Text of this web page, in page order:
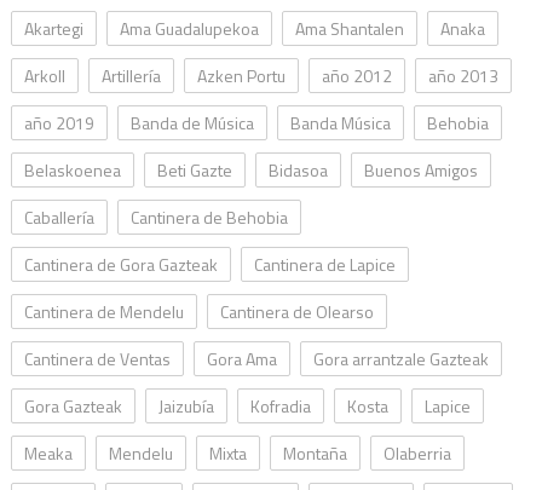
Akartegi Ama Guadalupekoa Ama Shantalen
Anaka
Arkoll
Artillería Azken Portu año 2012
año 2013
año 2019
Banda de Música Banda Música
Behobia
Belaskoenea
Beti Gazte Bidasoa
Buenos Amigos
Caballería
Cantinera de Behobia
Cantinera de Gora Gazteak
Cantinera de Lapice
Cantinera de Mendelu
Cantinera de Olearso
Cantinera de Ventas
Gora Ama
Gora arrantzale Gazteak
Gora Gazteak
Jaizubía Kofradia Kosta
Lapice
Meaka
Mendelu Mixta Montaña
Olaberria